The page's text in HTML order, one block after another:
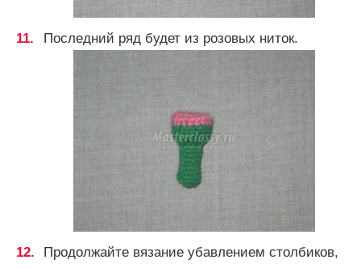
Последний ряд будет из розовых ниток.
Продолжайте вязание убавлением столбиков,